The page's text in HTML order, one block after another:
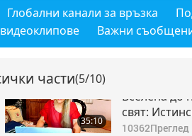
Глобални канали за връзка
Важни
части(5/10)
Вселена до
свят:
Любов
9301Преглед
35:10
Вселена до
свят:
Любов
10362Преглед